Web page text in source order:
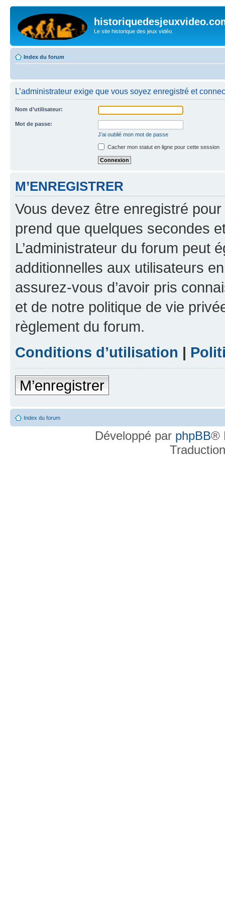
Le site historique des jeux vidéo.
Index du forum
L’administrateur exige que vous soyez enregistré et
Nom d’utilisateur:
Mot de passe:
J’ai oublié mon mot de passe
Cacher mon statut en ligne pour cette session
M’ENREGISTRER
Vous devez être enregistré
prend que quelques secondes
L’administrateur du forum peut
additionnelles aux utilisateurs
assurez-vous d’avoir pris
et de notre politique de vie
règlement du forum.
Conditions d’utilisation |
M’enregistrer
Index du forum
Développé par phpBB®